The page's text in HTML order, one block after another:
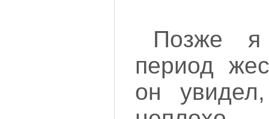
Позже
период
он